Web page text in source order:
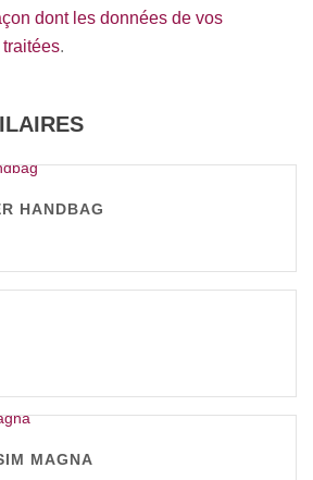
dont les données de vos
.
HANDBAG
MAGNA